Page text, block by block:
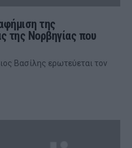
της
της Νορβηγίας που
Βασίλης ερωτεύεται τον